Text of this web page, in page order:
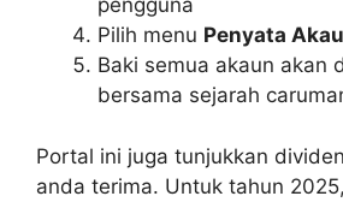
pengguna
Pilih menu Penyata
Baki semua akaun akan
bersama sejarah
Portal ini juga tunjukkan
anda terima. Untuk tahun